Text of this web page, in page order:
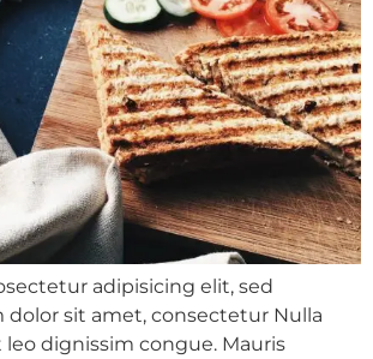
adipisicing elit, sed
dolor sit amet, consectetur Nulla
dignissim congue. Mauris